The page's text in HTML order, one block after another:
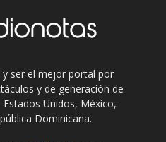
y ser el mejor portal por
y de generación de
Unidos, México,
Dominicana.